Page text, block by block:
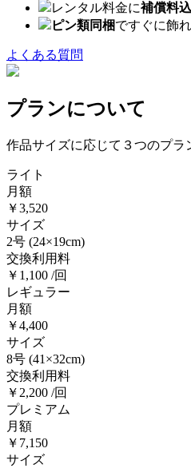
レンタル料金に補償料
ピン類同梱ですぐに飾
よくある質問
プランについて
作品サイズに応じて３つのプラ
ライト
月額
￥3,520
サイズ
2号 (24×19cm)
交換利用料
￥1,100 /回
レギュラー
月額
￥4,400
サイズ
8号 (41×32cm)
交換利用料
￥2,200 /回
プレミアム
月額
￥7,150
サイズ